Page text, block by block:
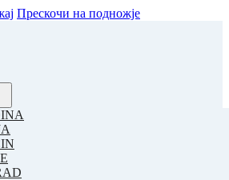
Прескочи на подножје